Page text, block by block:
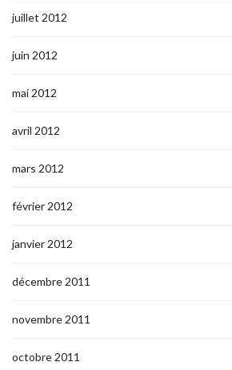
juillet 2012
juin 2012
mai 2012
avril 2012
mars 2012
février 2012
janvier 2012
décembre 2011
novembre 2011
octobre 2011